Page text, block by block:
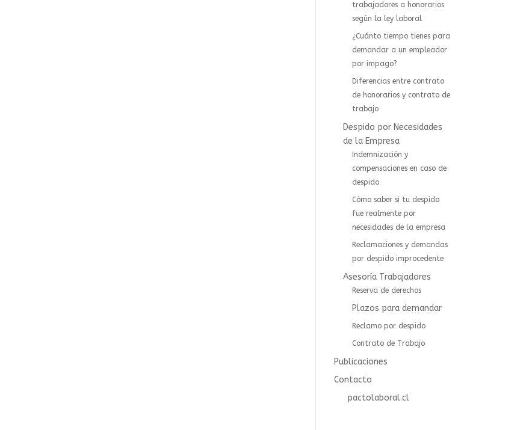
trabajadores a honorarios
según la ley laboral
¿Cuánto tiempo tienes para
demandar a un empleador
por impago?
Diferencias entre contrato
de honorarios y contrato de
trabajo
Despido por Necesidades
de la Empresa
Indemnización y
compensaciones en caso de
despido
Cómo saber si tu despido
fue realmente por
necesidades de la empresa
Reclamaciones y demandas
por despido improcedente
Asesoría Trabajadores
⁠⁠Reserva de derechos
Plazos para demandar
Reclamo por despido
Contrato de Trabajo
Publicaciones
Contacto
pactolaboral.cl